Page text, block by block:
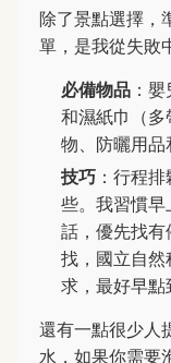
除了景點選擇，
單，是我從失敗
必備物品 ：
和濕紙巾（
物、防曬用品
技巧 ：行程
些。我習慣
話，優先找
找，國立自
求，最好早點
還有一點很少人
水，如果你需要